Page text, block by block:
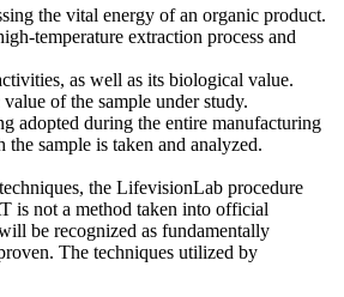
the vital energy of an organic product.
temperature extraction process and
as well as its biological value.
of the sample under study.
adopted during the entire manufacturing
the sample is taken and analyzed.
the LifevisionLab procedure
is not a method taken into official
be recognized as fundamentally
The techniques utilized by